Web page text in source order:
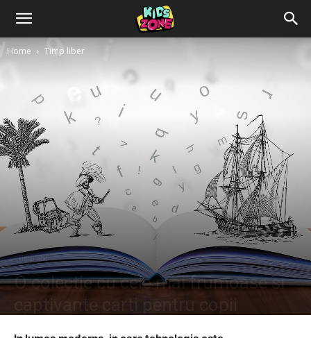
Home Timp liber
Timp liber
O colectie cu cele mai frumoase si
captivante carti pentru copii